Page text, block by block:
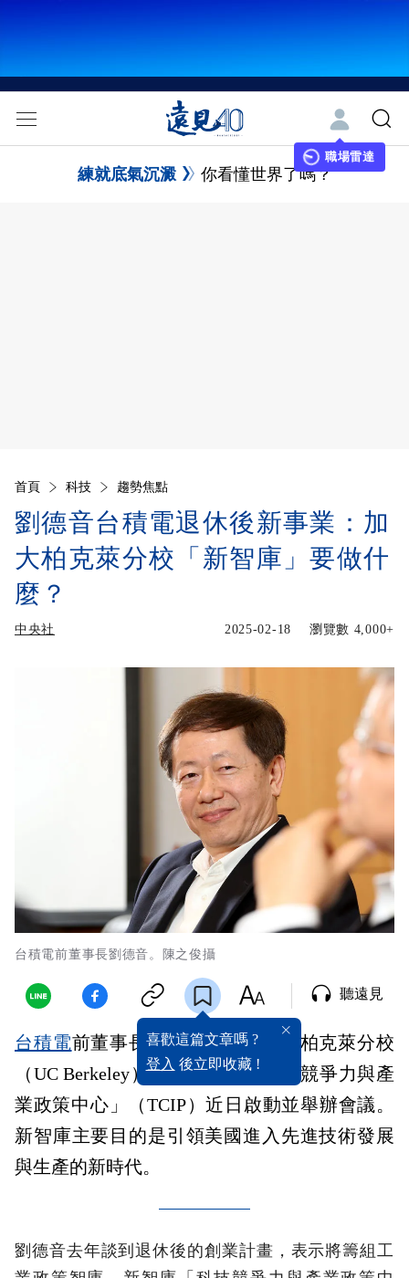
職場雷達
練就底氣沉澱 你看懂世界了嗎？
首頁 科技 趨勢焦點
劉德音台積電退休後新事業：加
大柏克萊分校「新智庫」要做什
麼？
中央社 2025-02-18 瀏覽數 4,000+
台積電前董事長劉德音。陳之俊攝
喜歡這篇文章嗎 ?
登入 後立即收藏 !
聽遠見
台積電前董事長劉德音在加州大學柏克萊分校
（UC Berkeley）創辦的智庫「科技競爭力與產
業政策中心」（TCIP）近日啟動並舉辦會議。
新智庫主要目的是引領美國進入先進技術發展
與生產的新時代。
劉德音去年談到退休後的創業計畫，表示將籌組工